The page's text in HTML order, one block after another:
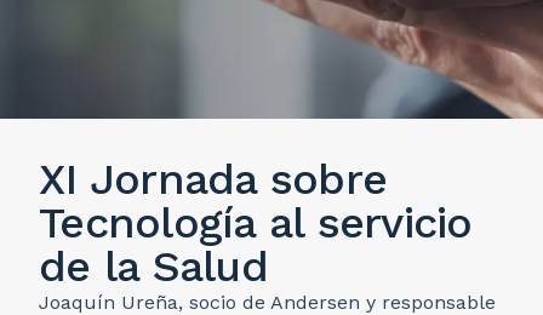
XI Jornada sobre
Tecnología al servicio
de la Salud
Joaquín Ureña, socio de Andersen y responsable